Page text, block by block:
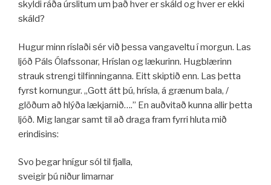
skyldi ráða úrslitum um það hver er skáld og hver er ekki
skáld?
Hugur minn ríslaði sér við þessa vangaveltu í morgun. Las
ljóð Páls Ólafssonar, Hríslan og lækurinn. Hugblærinn
strauk strengi tilfinninganna. Eitt skiptið enn. Las þetta
fyrst kornungur. „Gott átt þú, hrísla, á grænum bala, /
glöðum að hlýða lækjarnið….” En auðvitað kunna allir þetta
ljóð. Mig langar samt til að draga fram fyrri hluta mið
erindisins:
Svo þegar hnígur sól til fjalla,
sveigir þú niður limarnar